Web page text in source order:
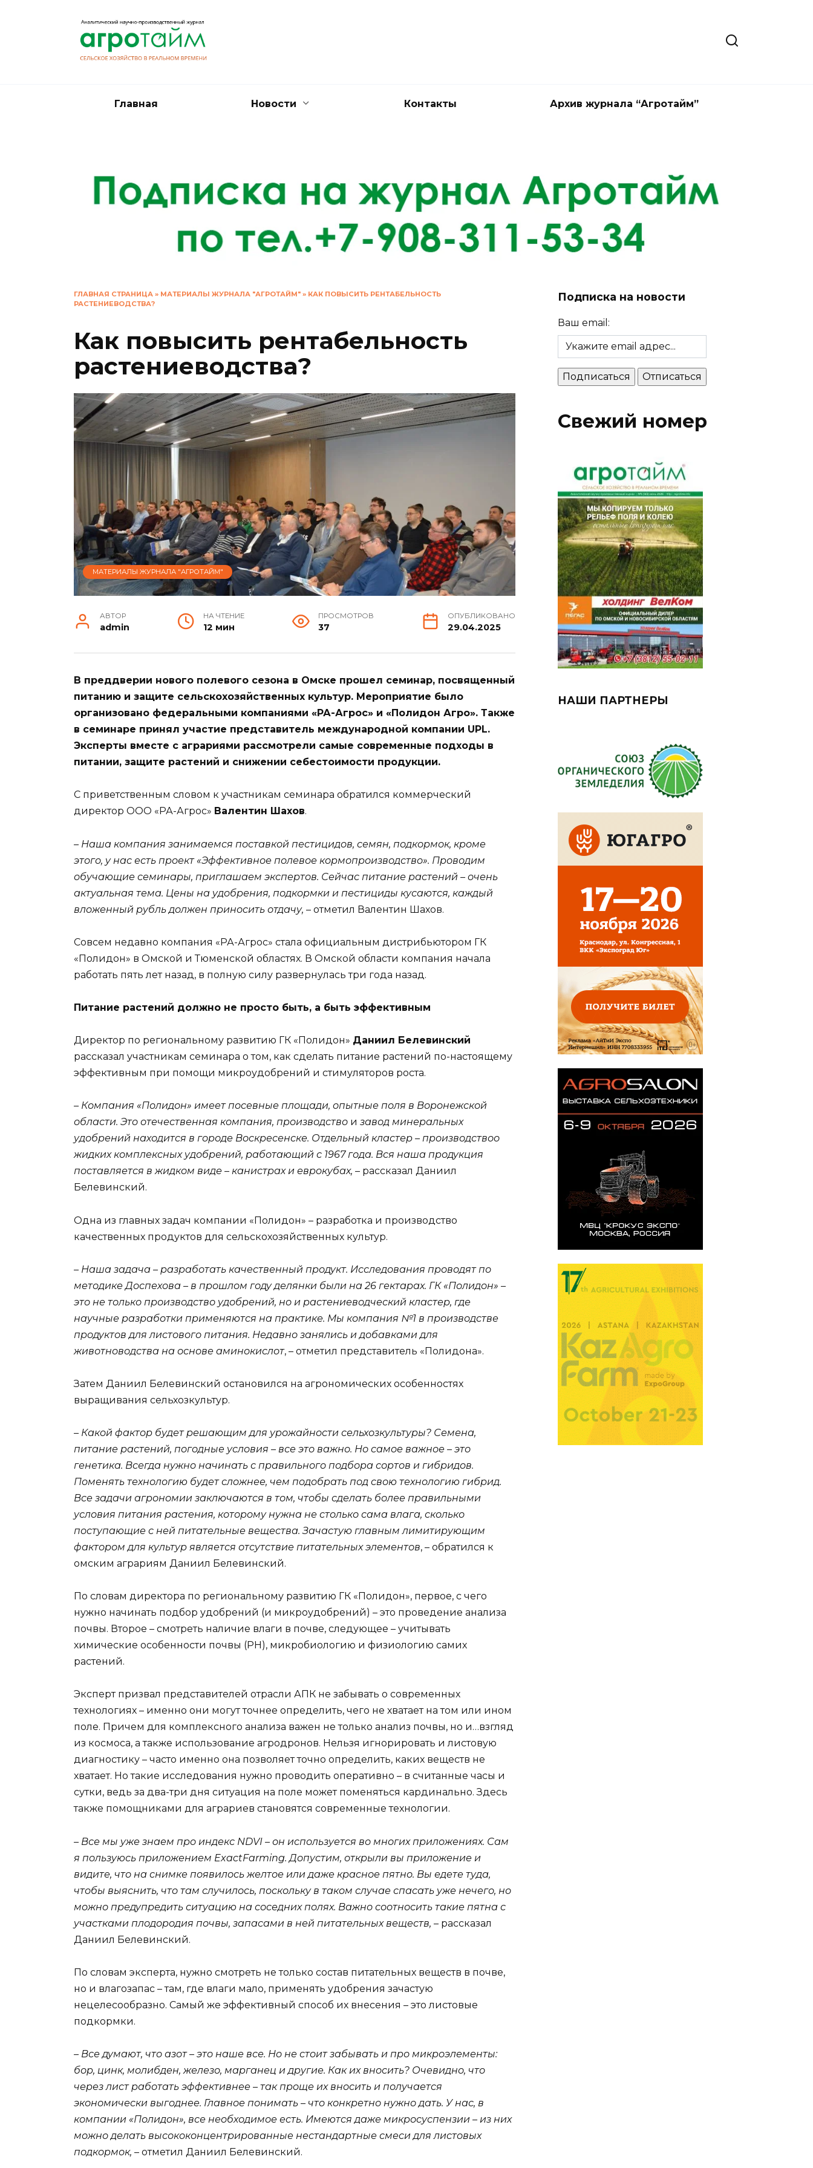
Главная Новости Контакты Архив журнала “Агротайм”
ГЛАВНАЯ СТРАНИЦА » МАТЕРИАЛЫ ЖУРНАЛА "АГРОТАЙМ" » КАК ПОВЫСИТЬ РЕНТАБЕЛЬНОСТЬ
РАСТЕНИЕВОДСТВА?
Как повысить рентабельность
растениеводства?
МАТЕРИАЛЫ ЖУРНАЛА "АГРОТАЙМ"
АВТОР
admin
НА ЧТЕНИЕ
12 мин
ПРОСМОТРОВ
37
ОПУБЛИКОВАНО
29.04.2025
В преддверии нового полевого сезона в Омске прошел семинар, посвященный
питанию и защите сельскохозяйственных культур. Мероприятие было
организовано федеральными компаниями «РА-Агрос» и «Полидон Агро». Также
в семинаре принял участие представитель международной компании UPL.
Эксперты вместе с аграриями рассмотрели самые современные подходы в
питании, защите растений и снижении себестоимости продукции.
С приветственным словом к участникам семинара обратился коммерческий
директор ООО «РА-Агрос» Валентин Шахов.
– Наша компания занимаемся поставкой пестицидов, семян, подкормок, кроме
этого, у нас есть проект «Эффективное полевое кормопроизводство». Проводим
обучающие семинары, приглашаем экспертов. Сейчас питание растений – очень
актуальная тема. Цены на удобрения, подкормки и пестициды кусаются, каждый
вложенный рубль должен приносить отдачу, – отметил Валентин Шахов.
Совсем недавно компания «РА-Агрос» стала официальным дистрибьютором ГК
«Полидон» в Омской и Тюменской областях. В Омской области компания начала
работать пять лет назад, в полную силу развернулась три года назад.
Питание растений должно не просто быть, а быть эффективным
Директор по региональному развитию ГК «Полидон» Даниил Белевинский
рассказал участникам семинара о том, как сделать питание растений по-настоящему
эффективным при помощи микроудобрений и стимуляторов роста.
– Компания «Полидон» имеет посевные площади, опытные поля в Воронежской
области. Это отечественная компания, производство и завод минеральных
удобрений находится в городе Воскресенске. Отдельный кластер – производствоо
жидких комплексных удобрений, работающий с 1967 года. Вся наша продукция
поставляется в жидком виде – канистрах и еврокубах, – рассказал Даниил
Белевинский.
Одна из главных задач компании «Полидон» – разработка и производство
качественных продуктов для сельскохозяйственных культур.
– Наша задача – разработать качественный продукт. Исследования проводят по
методике Доспехова – в прошлом году делянки были на 26 гектарах. ГК «Полидон» –
это не только производство удобрений, но и растениеводческий кластер, где
научные разработки применяются на практике. Мы компания №1 в производстве
продуктов для листового питания. Недавно занялись и добавками для
животноводства на основе аминокислот, – отметил представитель «Полидона».
Затем Даниил Белевинский остановился на агрономических особенностях
выращивания сельхозкультур.
– Какой фактор будет решающим для урожайности сельхозкультуры? Семена,
питание растений, погодные условия – все это важно. Но самое важное – это
генетика. Всегда нужно начинать с правильного подбора сортов и гибридов.
Поменять технологию будет сложнее, чем подобрать под свою технологию гибрид.
Все задачи агрономии заключаются в том, чтобы сделать более правильными
условия питания растения, которому нужна не столько сама влага, сколько
поступающие с ней питательные вещества. Зачастую главным лимитирующим
фактором для культур является отсутствие питательных элементов, – обратился к
омским аграриям Даниил Белевинский.
По словам директора по региональному развитию ГК «Полидон», первое, с чего
нужно начинать подбор удобрений (и микроудобрений) – это проведение анализа
почвы. Второе – смотреть наличие влаги в почве, следующее – учитывать
химические особенности почвы (PH), микробиологию и физиологию самих
растений.
Эксперт призвал представителей отрасли АПК не забывать о современных
технологиях – именно они могут точнее определить, чего не хватает на том или ином
поле. Причем для комплексного анализа важен не только анализ почвы, но и…взгляд
из космоса, а также использование агродронов. Нельзя игнорировать и листовую
диагностику – часто именно она позволяет точно определить, каких веществ не
хватает. Но такие исследования нужно проводить оперативно – в считанные часы и
сутки, ведь за два-три дня ситуация на поле может поменяться кардинально. Здесь
также помощниками для аграриев становятся современные технологии.
– Все мы уже знаем про индекс NDVI – он используется во многих приложениях. Сам
я пользуюсь приложением ExactFarming. Допустим, открыли вы приложение и
видите, что на снимке появилось желтое или даже красное пятно. Вы едете туда,
чтобы выяснить, что там случилось, поскольку в таком случае спасать уже нечего, но
можно предупредить ситуацию на соседних полях. Важно соотносить такие пятна с
участками плодородия почвы, запасами в ней питательных веществ, – рассказал
Даниил Белевинский.
По словам эксперта, нужно смотреть не только состав питательных веществ в почве,
но и влагозапас – там, где влаги мало, применять удобрения зачастую
нецелесообразно. Самый же эффективный способ их внесения – это листовые
подкормки.
– Все думают, что азот – это наше все. Но не стоит забывать и про микроэлементы:
бор, цинк, молибден, железо, марганец и другие. Как их вносить? Очевидно, что
через лист работать эффективнее – так проще их вносить и получается
экономически выгоднее. Главное понимать – что конкретно нужно дать. У нас, в
компании «Полидон», все необходимое есть. Имеются даже микросуспензии – из них
можно делать высококонцентрированные нестандартные смеси для листовых
подкормок, – отметил Даниил Белевинский.
Подписка на новости
Ваш email:
Свежий номер
НАШИ ПАРТНЕРЫ